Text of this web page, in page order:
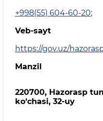
+998(55) 604-60-20;
Veb-sayt
https://gov.uz/
Manzil
220700, Hazorasp
ko‘chasi, 32-uy